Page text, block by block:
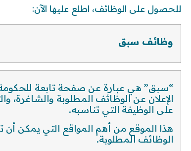
للحصول على الوظائف، اطلع عليها الآن:
وظائف سبق
“سبق” هي عبارة عن صفحة تابعة
الإعلان عن الوظائف المطلوبة
على الوظيفة التي تناسبه.
هذا الموقع من أهم المواقع التي يمكن
الوظائف المطلوبة.